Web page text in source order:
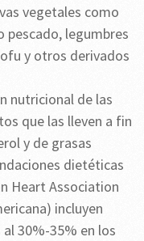
vegetales como
pescado, legumbres
y otros derivados
nutricional de las
que las lleven a fin
y de grasas
dietéticas
Heart Association
incluyen
30%-35% en los